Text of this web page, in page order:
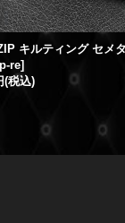
re]
(税込)